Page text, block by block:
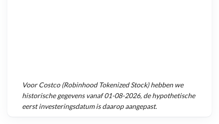
VoorCostco (Robinhood Tokenized Stock)hebben we
historische gegevens vanaf01-08-2026, de hypothetische
eerst investeringsdatum is daarop aangepast.